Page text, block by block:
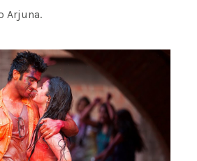
Arjuna.